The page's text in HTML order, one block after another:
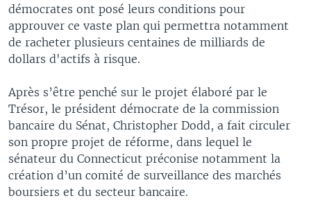
démocrates ont posé leurs conditions pour
approuver ce vaste plan qui permettra notamment
de racheter plusieurs centaines de milliards de
dollars d'actifs à risque.
Après s’être penché sur le projet élaboré par le
Trésor, le président démocrate de la commission
bancaire du Sénat, Christopher Dodd, a fait circuler
son propre projet de réforme, dans lequel le
sénateur du Connecticut préconise notamment la
création d’un comité de surveillance des marchés
boursiers et du secteur bancaire.